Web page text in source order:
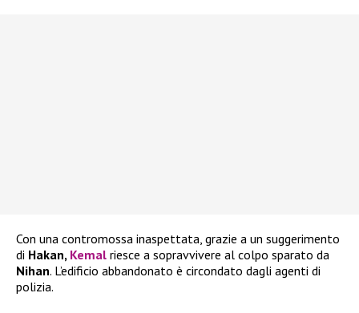
Con una contromossa inaspettata, grazie a un suggerimento
di Hakan, Kemal riesce a sopravvivere al colpo sparato da
Nihan. L’edificio abbandonato è circondato dagli agenti di
polizia.